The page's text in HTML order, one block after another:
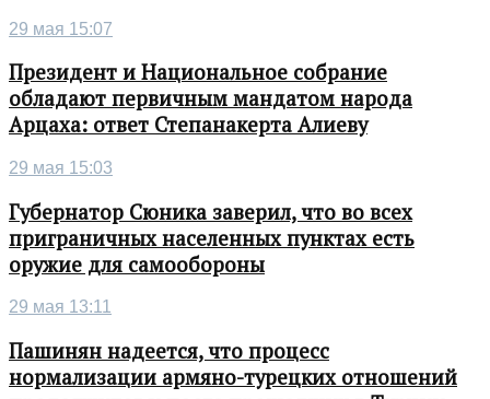
29 мая 15:07
Президент и Национальное собрание
обладают первичным мандатом народа
Арцаха: ответ Степанакерта Алиеву
29 мая 15:03
Губернатор Сюника заверил, что во всех
приграничных населенных пунктах есть
оружие для самообороны
29 мая 13:11
Пашинян надеется, что процесс
нормализации армяно-турецких отношений